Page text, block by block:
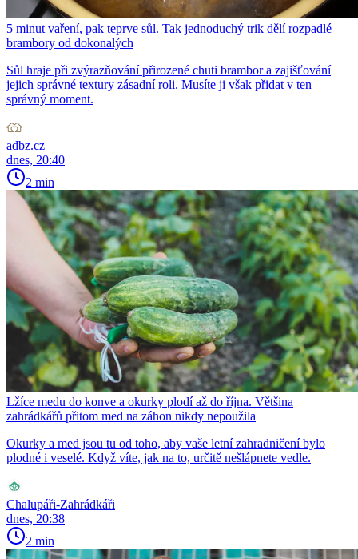
5 minut vaření, pak teprve sůl. Tak jednoduchý trik dělí rozpadlé
brambory od dokonalých
Sůl hraje při zvýrazňování přirozené chuti brambor a zajišťování
jejich správné textury zásadní roli. Musíte ji však přidat v ten
správný moment.
adbz.cz
dnes, 20:40
2 min
Lžíce medu do konve a okurky plodí až do října. Většina
zahrádkářů přitom med na záhon nikdy nepoužila
Okurky a med jsou tu od toho, aby vaše letní zahradničení bylo
plodné i veselé. Když víte, jak na to, určitě nešlápnete vedle.
Chalupáři-Zahrádkáři
dnes, 20:38
2 min